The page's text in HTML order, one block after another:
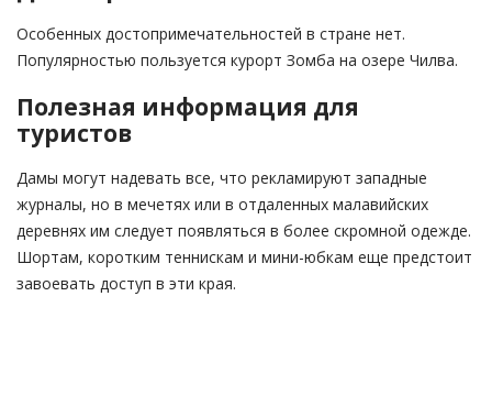
Особенных достопримечательностей в стране нет.
Популярностью пользуется курорт Зомба на озере Чилва.
Полезная информация для
туристов
Дамы могут надевать все, что рекламируют западные
журналы, но в мечетях или в отдаленных малавийских
деревнях им следует появляться в более скромной одежде.
Шортам, коротким теннискам и мини-юбкам еще предстоит
завоевать доступ в эти края.